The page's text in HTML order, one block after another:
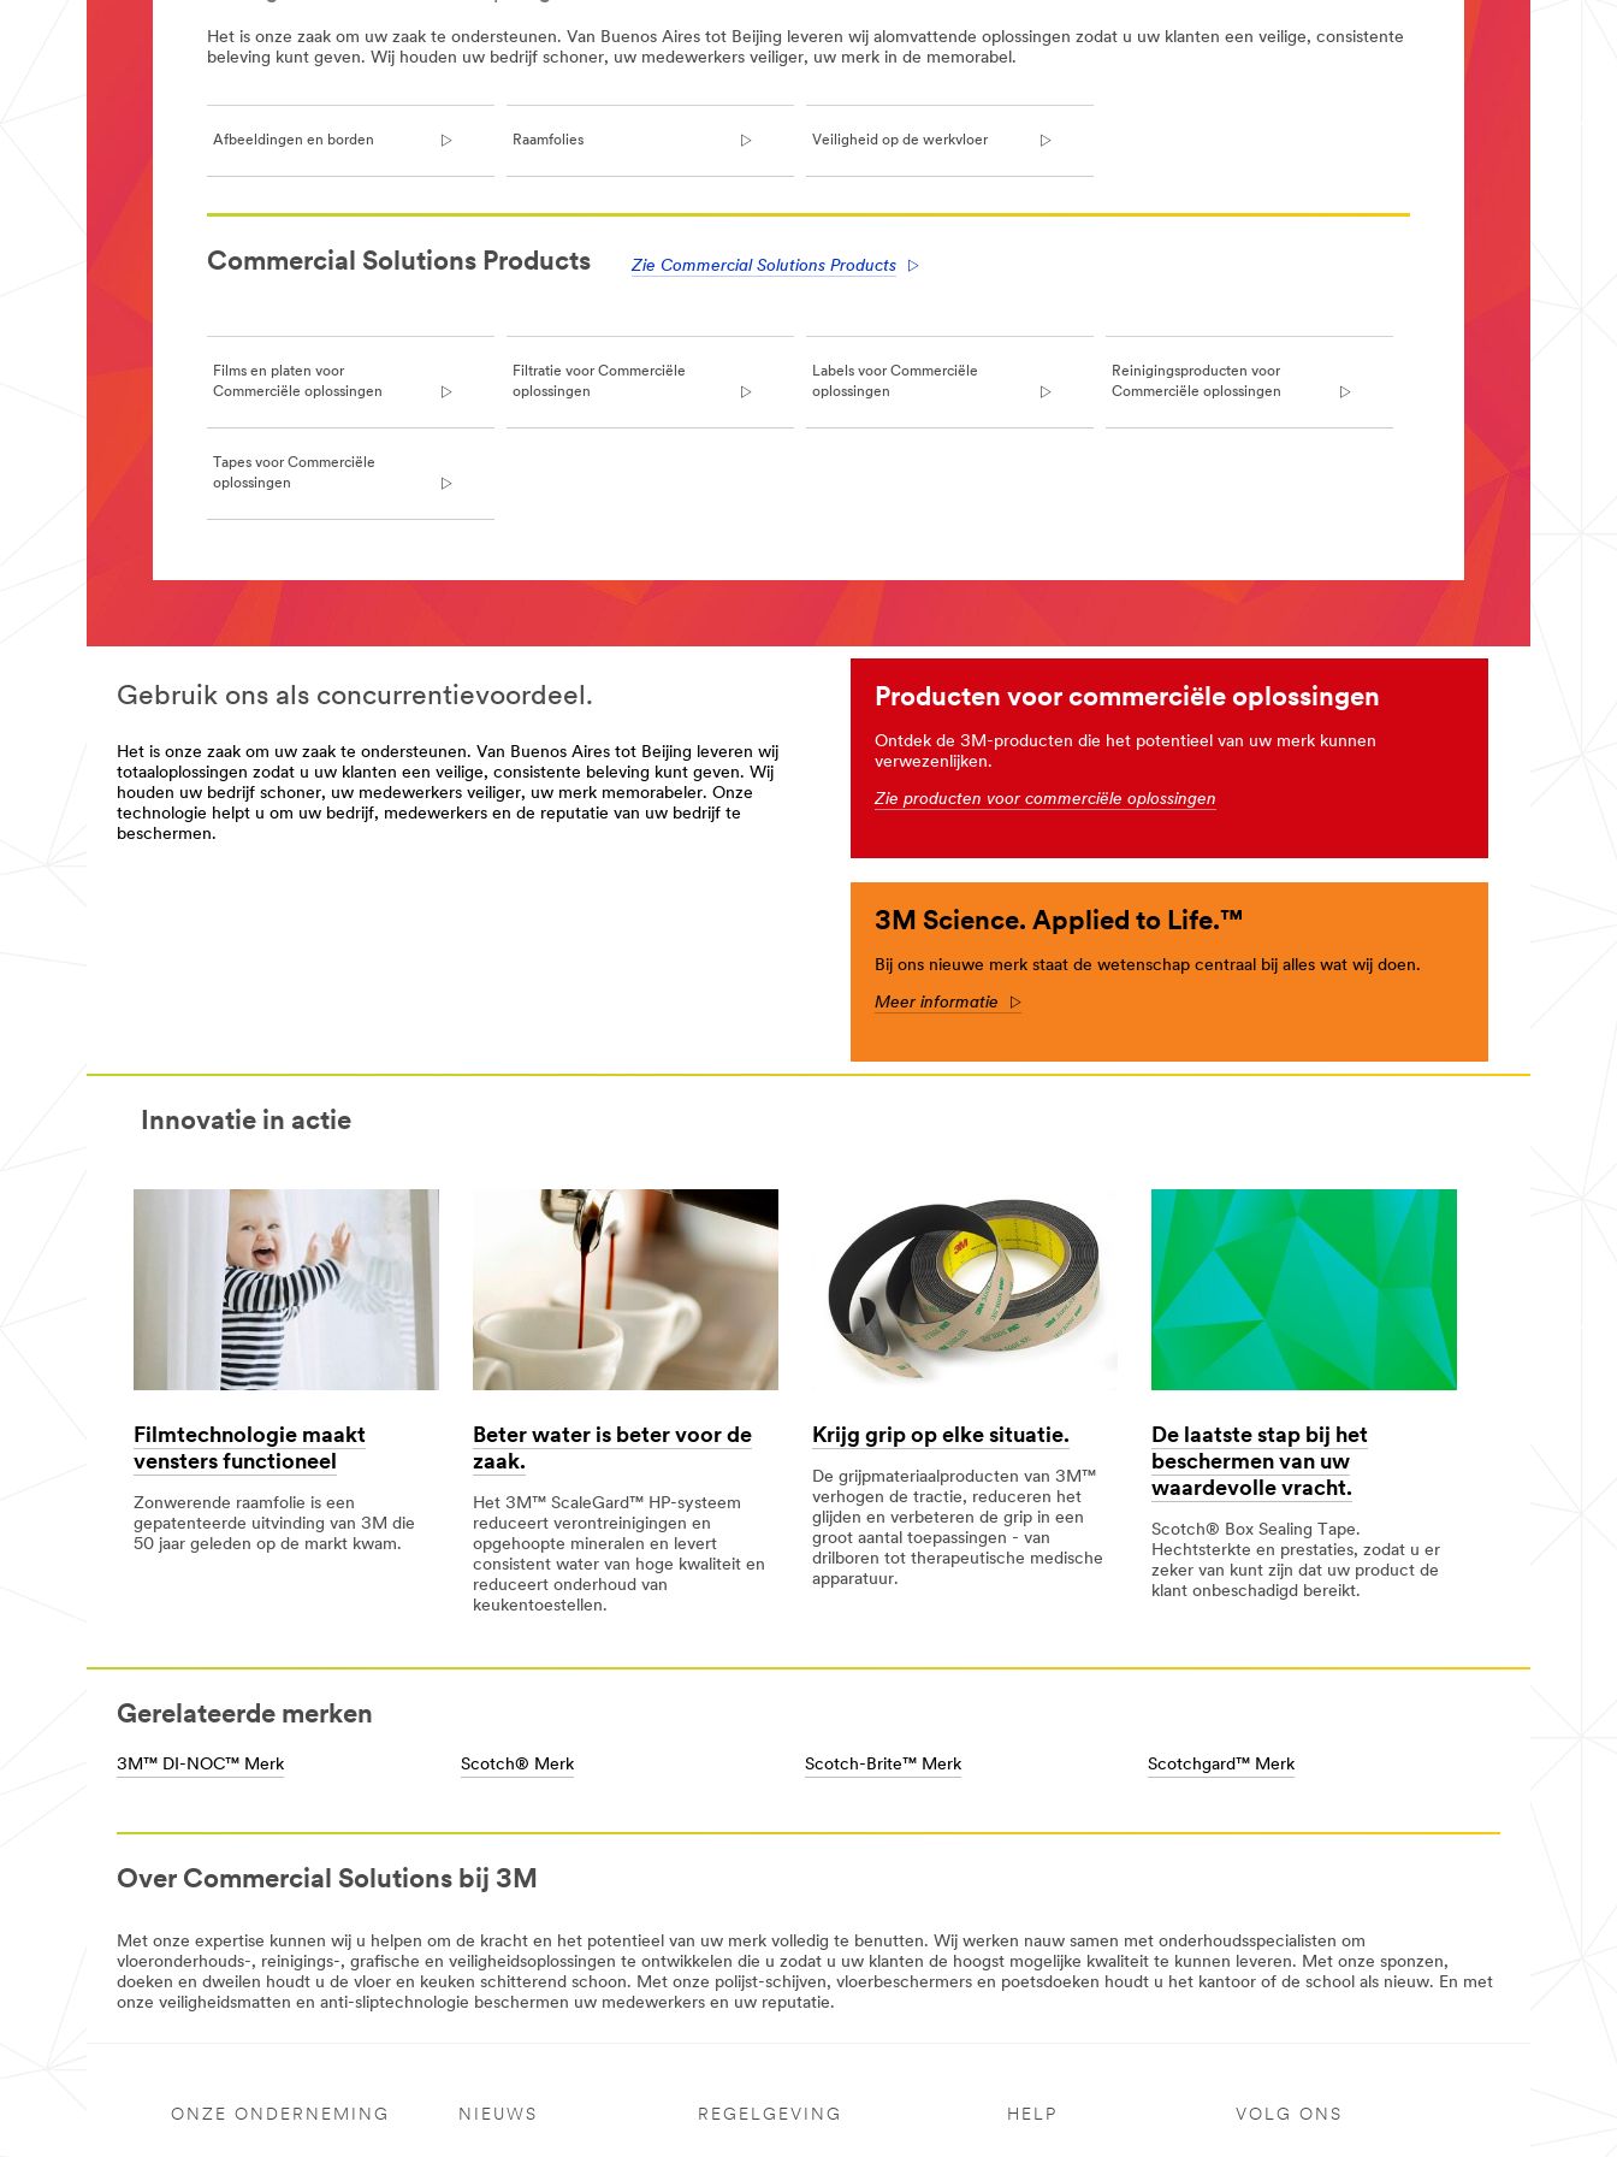
Het is onze zaak om uw zaak te ondersteunen. Van Buenos Aires tot Beijing leveren wij alomvattende oplossingen zodat u uw klanten een veilige, consistente
beleving kunt geven. Wij houden uw bedrijf schoner, uw medewerkers veiliger, uw merk in de memorabel.
Afbeeldingen en borden Raamfolies Veiligheid op de werkvloer
**Site
**
and-
signage-
**Site
area
Window
url**
area
***
url**
/3M/nl_BE/facility-
safety-
Commercial Solutions Products Zie Commercial Solutions Products
Films en platen voor
Commerciële oplossingen
Filtratie voor Commerciële
oplossingen
Labels voor Commerciële
oplossingen
Reinigingsproducten voor
Commerciële oplossingen
Tapes voor Commerciële
oplossingen
area
Abrasives
url**
**Site
area
**
CommSolutions-
CleaningProducts
***
/3M/nl_BE/p/c/filtratie/i/commerciele-
area
CommSolutions-
Labels
***
url**
/3M/nl_BE/p/c/labels/i/commerciele-
oplossingen/
**Site
area
CommSolutions-
SignsDisplays
***
url**
/3M/nl_BE/p/c/tapes/i/commerciele-
oplossingen/
Gebruik ons als concurrentievoordeel.
Het is onze zaak om uw zaak te ondersteunen. Van Buenos Aires tot Beijing leveren wij
totaaloplossingen zodat u uw klanten een veilige, consistente beleving kunt geven. Wij
houden uw bedrijf schoner, uw medewerkers veiliger, uw merk memorabeler. Onze
technologie helpt u om uw bedrijf, medewerkers en de reputatie van uw bedrijf te
beschermen.
Producten voor commerciële oplossingen
Ontdek de 3M-producten die het potentieel van uw merk kunnen
verwezenlijken.
Zie producten voor commerciële oplossingen
3M Science. Applied to Life.™
Bij ons nieuwe merk staat de wetenschap centraal bij alles wat wij doen.
Meer informatie
Innovatie in actie
Filmtechnologie maakt
vensters functioneel
Zonwerende raamfolie is een
gepatenteerde uitvinding van 3M die
50 jaar geleden op de markt kwam.
Beter water is beter voor de
zaak.
Het 3M™ ScaleGard™ HP-systeem
reduceert verontreinigingen en
opgehoopte mineralen en levert
consistent water van hoge kwaliteit en
reduceert onderhoud van
keukentoestellen.
Krijg grip op elke situatie.
De grijpmateriaalproducten van 3M™
verhogen de tractie, reduceren het
glijden en verbeteren de grip in een
groot aantal toepassingen - van
drilboren tot therapeutische medische
apparatuur.
De laatste stap bij het
beschermen van uw
waardevolle vracht.
Scotch® Box Sealing Tape.
Hechtsterkte en prestaties, zodat u er
zeker van kunt zijn dat uw product de
klant onbeschadigd bereikt.
Gerelateerde merken
3M™ DI-NOC™ Merk Scotch® Merk Scotch-Brite™ Merk Scotchgard™ Merk
Over Commercial Solutions bij 3M
Met onze expertise kunnen wij u helpen om de kracht en het potentieel van uw merk volledig te benutten. Wij werken nauw samen met onderhoudsspecialisten om
vloeronderhouds-, reinigings-, grafische en veiligheidsoplossingen te ontwikkelen die u zodat u uw klanten de hoogst mogelijke kwaliteit te kunnen leveren. Met onze sponzen,
doeken en dweilen houdt u de vloer en keuken schitterend schoon. Met onze polijst-schijven, vloerbeschermers en poetsdoeken houdt u het kantoor of de school als nieuw. En met
onze veiligheidsmatten en anti-sliptechnologie beschermen uw medewerkers en uw reputatie.
ONZE ONDERNEMING NIEUWS REGELGEVING HELP VOLG ONS